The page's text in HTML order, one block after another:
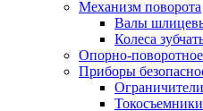
Механизм поворота
Валы
Колеса
Опорно-
Приборы